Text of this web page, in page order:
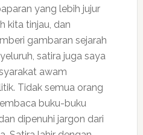
yang lebih jujur
kita tinjau, dan
gambaran sejarah
satira juga saya
awam
Tidak semua orang
buku-buku
dipenuhi jargon dari